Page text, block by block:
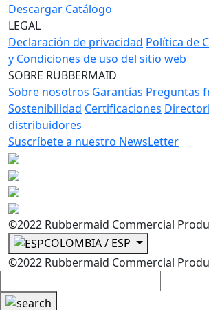
Descargar Catálogo
LEGAL
Declaración de privacidad Política de
y Condiciones de uso del sitio web
SOBRE RUBBERMAID
Sobre nosotros Garantías Preguntas
Sostenibilidad Certificaciones
distribuidores
Suscríbete a nuestro NewsLetter
©2022 Rubbermaid Commercial
COLOMBIA / ESP
©2022 Rubbermaid Commercial